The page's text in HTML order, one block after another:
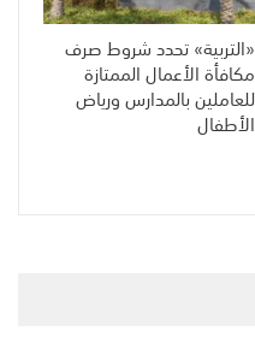
«التربية» تحدد شروط صرف
مكافأة الأعمال الممتازة
للعاملين بالمدارس ورياض
الأطفال